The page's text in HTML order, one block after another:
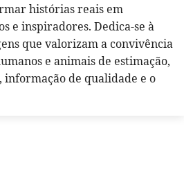
histórias reais em
e inspiradores. Dedica-se à
que valorizam a convivência
e animais de estimação,
de qualidade e o